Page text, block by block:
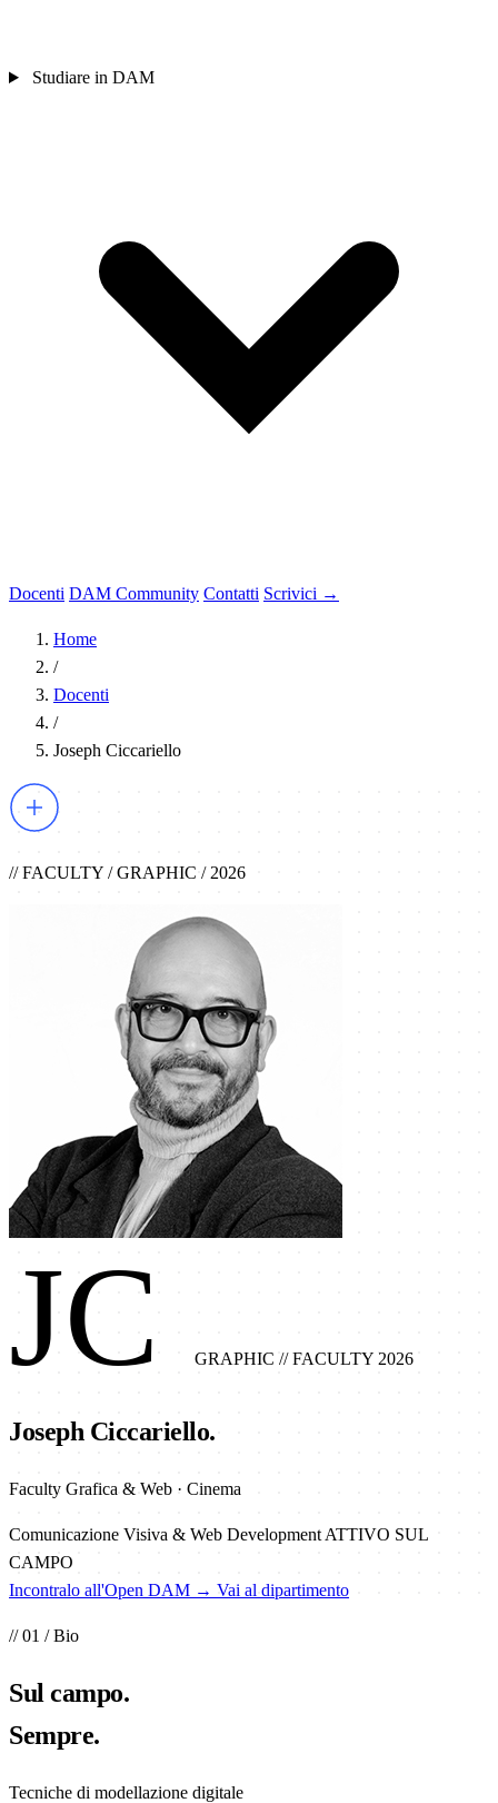
Studiare in DAM
Docenti DAM Community Contatti Scrivici →
Home
/
Docenti
/
Joseph Ciccariello
// FACULTY / GRAPHIC / 2026
JC GRAPHIC // FACULTY 2026
Joseph Ciccariello.
Faculty Grafica & Web · Cinema
Comunicazione Visiva & Web Development ATTIVO SUL
CAMPO
Incontralo all'Open DAM → Vai al dipartimento
// 01 / Bio
Sulcampo.
Sempre.
Tecniche di modellazione digitale